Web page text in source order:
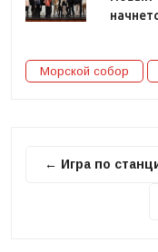
Морской собор
← Игра по